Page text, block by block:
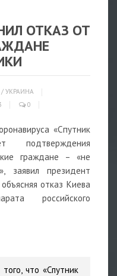
ОТКАЗ ОТ
/ УКРАИНА
0
«Спутник
граждане – «не
заявил президент
отказ Киева
российского
что «Спутник